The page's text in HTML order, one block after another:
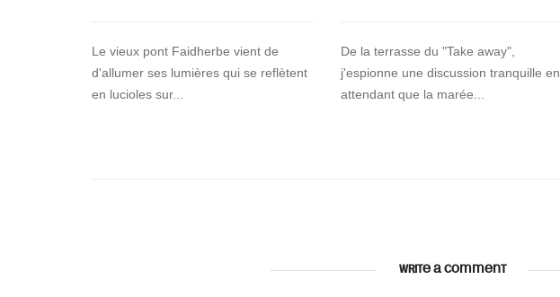
Le vieux pont Faidherbe vient de
d'allumer ses lumières qui se reflètent
en lucioles sur...
De la terrasse du "Take away",
j'espionne une discussion tranquille en
attendant que la marée...
WRITE A COMMENT